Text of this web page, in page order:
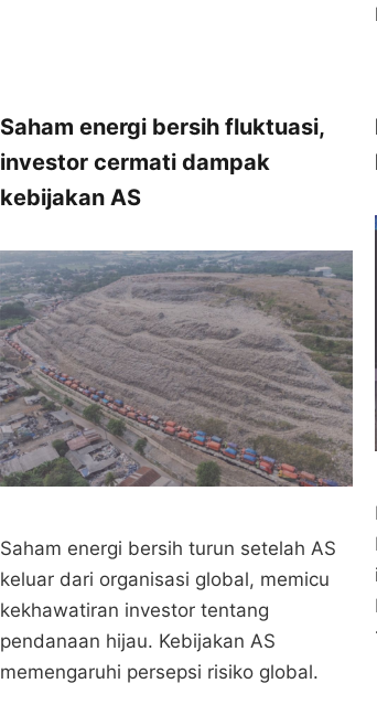
Saham energi bersih fluktuasi,
investor cermati dampak
kebijakan AS
Saham energi bersih turun setelah AS
keluar dari organisasi global, memicu
kekhawatiran investor tentang
pendanaan hijau. Kebijakan AS
memengaruhi persepsi risiko global.